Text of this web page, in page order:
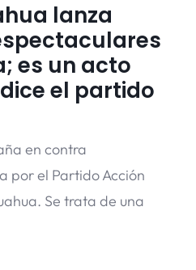
lanza
es un acto
el partido
en contra
por el Partido Acción
Se trata de una